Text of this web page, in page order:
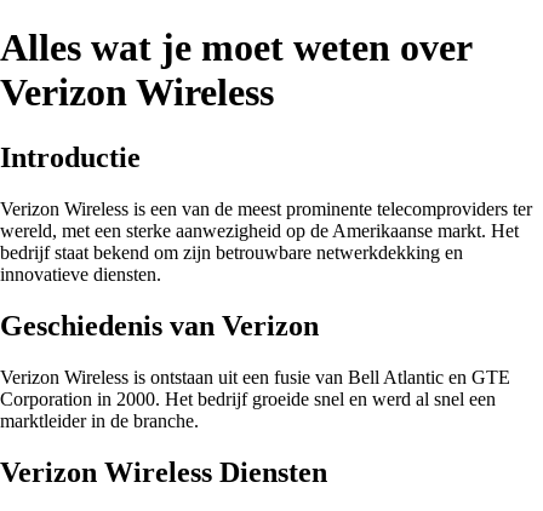
Alles wat je moet weten over
Verizon Wireless
Introductie
Verizon Wireless is een van de meest prominente telecomproviders ter
wereld, met een sterke aanwezigheid op de Amerikaanse markt. Het
bedrijf staat bekend om zijn betrouwbare netwerkdekking en
innovatieve diensten.
Geschiedenis van Verizon
Verizon Wireless is ontstaan uit een fusie van Bell Atlantic en GTE
Corporation in 2000. Het bedrijf groeide snel en werd al snel een
marktleider in de branche.
Verizon Wireless Diensten